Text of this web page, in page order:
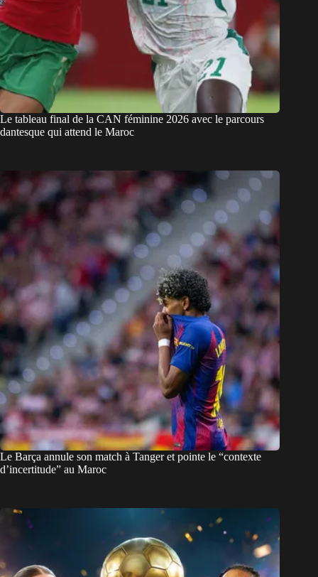
Le tableau final de la CAN féminine 2026 avec le parcours
dantesque qui attend le Maroc
Le Barça annule son match à Tanger et pointe le “contexte
d’incertitude” au Maroc